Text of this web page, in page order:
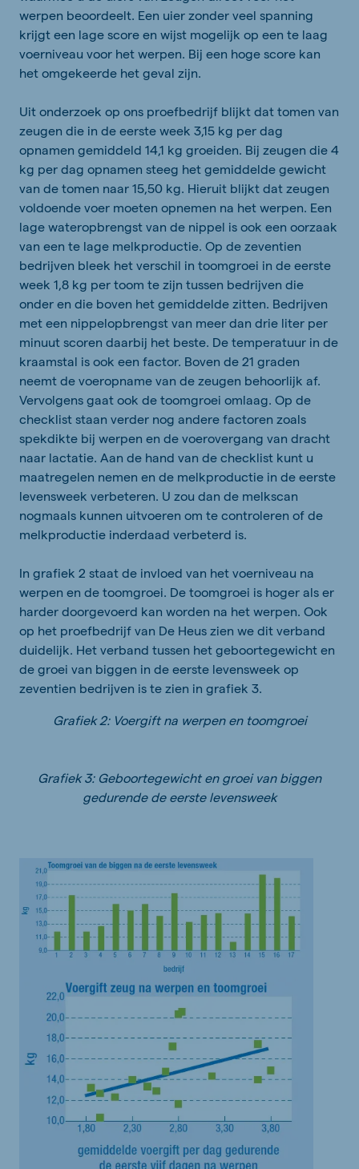
werpen beoordeelt. Een uier zonder veel spanning
krijgt een lage score en wijst mogelijk op een te laag
voerniveau voor het werpen. Bij een hoge score kan
het omgekeerde het geval zijn.
Uit onderzoek op ons proefbedrijf blijkt dat tomen van
zeugen die in de eerste week 3,15 kg per dag
opnamen gemiddeld 14,1 kg groeiden. Bij zeugen die 4
kg per dag opnamen steeg het gemiddelde gewicht
van de tomen naar 15,50 kg. Hieruit blijkt dat zeugen
voldoende voer moeten opnemen na het werpen. Een
lage wateropbrengst van de nippel is ook een oorzaak
van een te lage melkproductie. Op de zeventien
bedrijven bleek het verschil in toomgroei in de eerste
week 1,8 kg per toom te zijn tussen bedrijven die
onder en die boven het gemiddelde zitten. Bedrijven
met een nippelopbrengst van meer dan drie liter per
minuut scoren daarbij het beste. De temperatuur in de
kraamstal is ook een factor. Boven de 21 graden
neemt de voeropname van de zeugen behoorlijk af.
Vervolgens gaat ook de toomgroei omlaag. Op de
checklist staan verder nog andere factoren zoals
spekdikte bij werpen en de voerovergang van dracht
naar lactatie. Aan de hand van de checklist kunt u
maatregelen nemen en de melkproductie in de eerste
levensweek verbeteren. U zou dan de melkscan
nogmaals kunnen uitvoeren om te controleren of de
melkproductie inderdaad verbeterd is.
In grafiek 2 staat de invloed van het voerniveau na
werpen en de toomgroei. De toomgroei is hoger als er
harder doorgevoerd kan worden na het werpen. Ook
op het proefbedrijf van De Heus zien we dit verband
duidelijk. Het verband tussen het geboortegewicht en
de groei van biggen in de eerste levensweek op
zeventien bedrijven is te zien in grafiek 3.
Grafiek 2: Voergift na werpen en toomgroei
Grafiek 3: Geboortegewicht en groei van biggen
gedurende de eerste levensweek